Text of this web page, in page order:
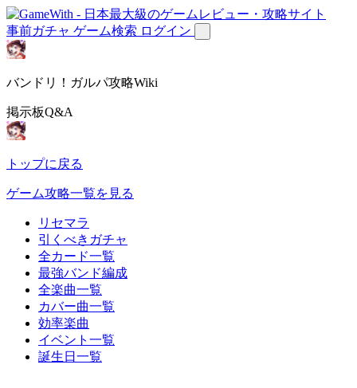
事前ガチャ ゲーム検索 ログイン
バンドリ！ガルパ攻略Wiki
掲示板Q&A
トップに戻る
ゲーム攻略一覧を見る
リセマラ
引くべきガチャ
全カード一覧
最強バンド編成
全楽曲一覧
カバー曲一覧
効率楽曲
イベント一覧
誕生日一覧